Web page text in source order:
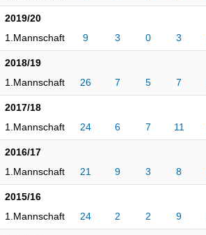
2019/20
1.Mannschaft
9 3 0 3
2018/19
1.Mannschaft
26 7 5 7
2017/18
1.Mannschaft
24 6 7 11
2016/17
1.Mannschaft
21 9 3 8
2015/16
1.Mannschaft
24 2 2 9